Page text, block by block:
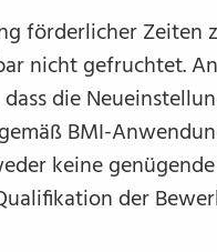
förderlicher Zeiten
nicht gefruchtet.
die
BMI-
keine
der